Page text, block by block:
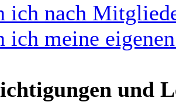
ich nach
ich meine
und